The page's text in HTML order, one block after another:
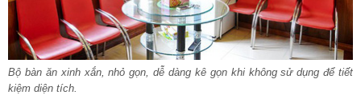
Bộ bàn ăn xinh xắn, nhỏ gọn, dễ dàng kê gọn khi không sử dụng để tiết
kiệm diện tích.